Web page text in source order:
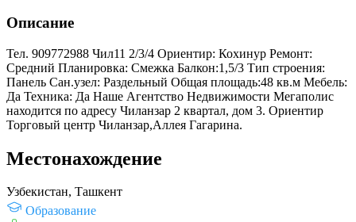
Описание
Тел. 909772988 Чил11 2/3/4 Ориентир: Кохинур Ремонт:
Средний Планировка: Смежка Балкон:1,5/3 Тип строения:
Панель Сан.узел: Раздельный Общая площадь:48 кв.м Мебель:
Да Техника: Да Наше Агентство Недвижимости Мегаполис
находится по адресу Чиланзар 2 квартал, дом 3. Ориентир
Торговый центр Чиланзар,Аллея Гагарина.
Местонахождение
Узбекистан, Ташкент
Образование